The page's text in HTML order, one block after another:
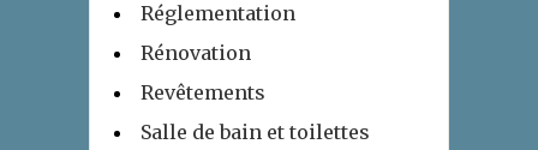
Réglementation
Rénovation
Revêtements
Salle de bain et toilettes